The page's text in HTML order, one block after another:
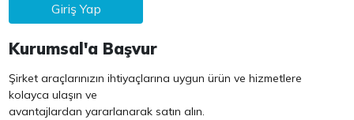
Giriş Yap
Kurumsal'a Başvur
Şirket araçlarınızın ihtiyaçlarına uygun ürün ve hizmetlere
kolayca ulaşın ve
avantajlardan yararlanarak satın alın.